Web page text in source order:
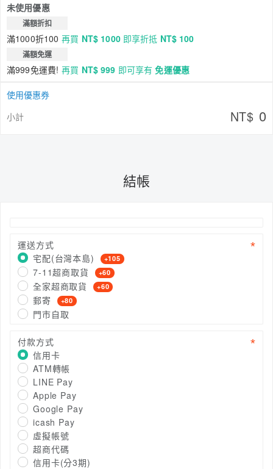
未使用優惠
滿額折扣
滿1000折100 再買 NT$ 1000即享折抵 NT$ 100
滿額免運
滿999免運費! 再買 NT$ 999 即可享有免運優惠
使用優惠券
小計
NT$ 0
結帳
運送方式
宅配(台灣本島)
+105
7-11超商取貨 +60
全家超商取貨 +60
郵寄 +80
門市自取
付款方式
信用卡
ATM轉帳
LINE Pay
Apple Pay
Google Pay
icash Pay
虛擬帳號
超商代碼
信用卡(分3期)